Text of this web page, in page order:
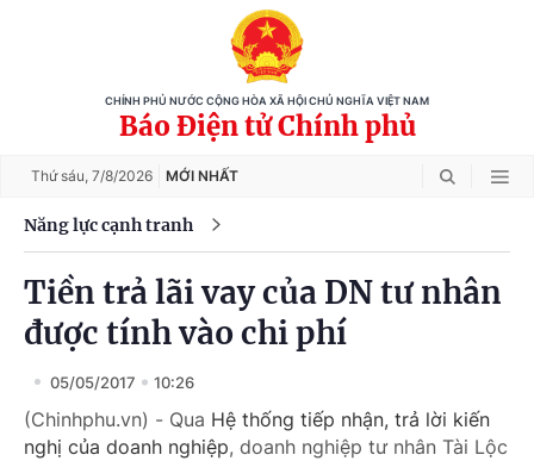
CHÍNH PHỦ NƯỚC CỘNG HÒA XÃ HỘI CHỦ NGHĨA VIỆT NAM
Báo Điện tử Chính phủ
Thứ sáu, 7/8/2026 MỚI NHẤT
Năng lực cạnh tranh
Tiền trả lãi vay của DN tư nhân
được tính vào chi phí
05/05/2017 10:26
(Chinhphu.vn) - Qua Hệ thống tiếp nhận, trả lời kiến
nghị của doanh nghiệp, doanh nghiệp tư nhân Tài Lộc